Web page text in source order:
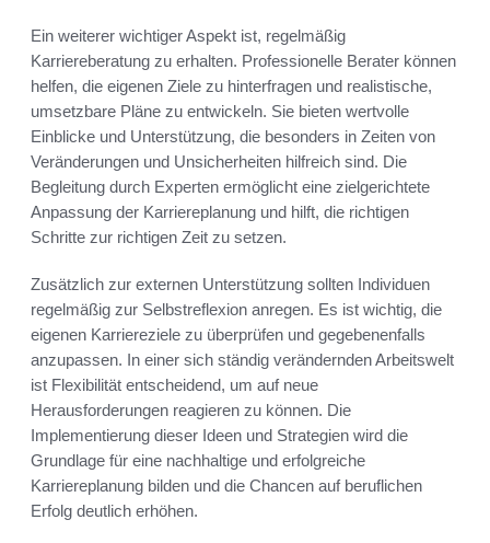
Ein weiterer wichtiger Aspekt ist, regelmäßig
Karriereberatung zu erhalten. Professionelle Berater können
helfen, die eigenen Ziele zu hinterfragen und realistische,
umsetzbare Pläne zu entwickeln. Sie bieten wertvolle
Einblicke und Unterstützung, die besonders in Zeiten von
Veränderungen und Unsicherheiten hilfreich sind. Die
Begleitung durch Experten ermöglicht eine zielgerichtete
Anpassung der Karriereplanung und hilft, die richtigen
Schritte zur richtigen Zeit zu setzen.
Zusätzlich zur externen Unterstützung sollten Individuen
regelmäßig zur Selbstreflexion anregen. Es ist wichtig, die
eigenen Karriereziele zu überprüfen und gegebenenfalls
anzupassen. In einer sich ständig verändernden Arbeitswelt
ist Flexibilität entscheidend, um auf neue
Herausforderungen reagieren zu können. Die
Implementierung dieser Ideen und Strategien wird die
Grundlage für eine nachhaltige und erfolgreiche
Karriereplanung bilden und die Chancen auf beruflichen
Erfolg deutlich erhöhen.